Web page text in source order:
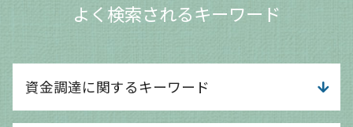
よく検索されるキーワード
資金調達に関するキーワード